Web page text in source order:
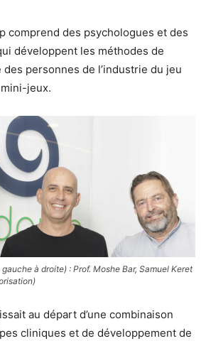
comprend des psychologues et des
développent les méthodes de
personnes de l’industrie du jeu
jeux.
à droite) : Prof. Moshe Bar, Samuel Keret
au départ d’une combinaison
cliniques et de développement de